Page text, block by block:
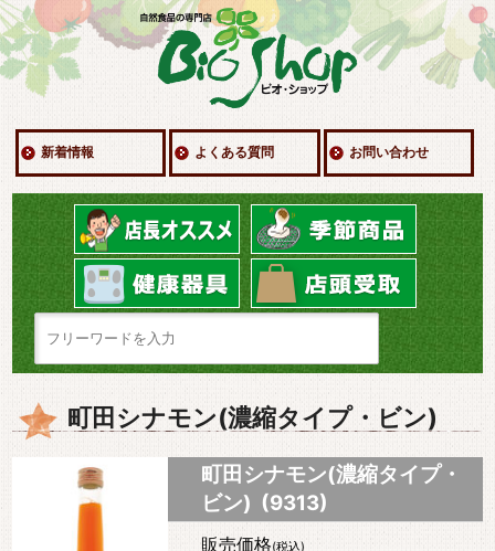
新着情報 よくある質問 お問い合わせ
町田シナモン(濃縮タイプ・ビン)
町田シナモン(濃縮タイプ・
ビン) (9313)
販売価格(税込)